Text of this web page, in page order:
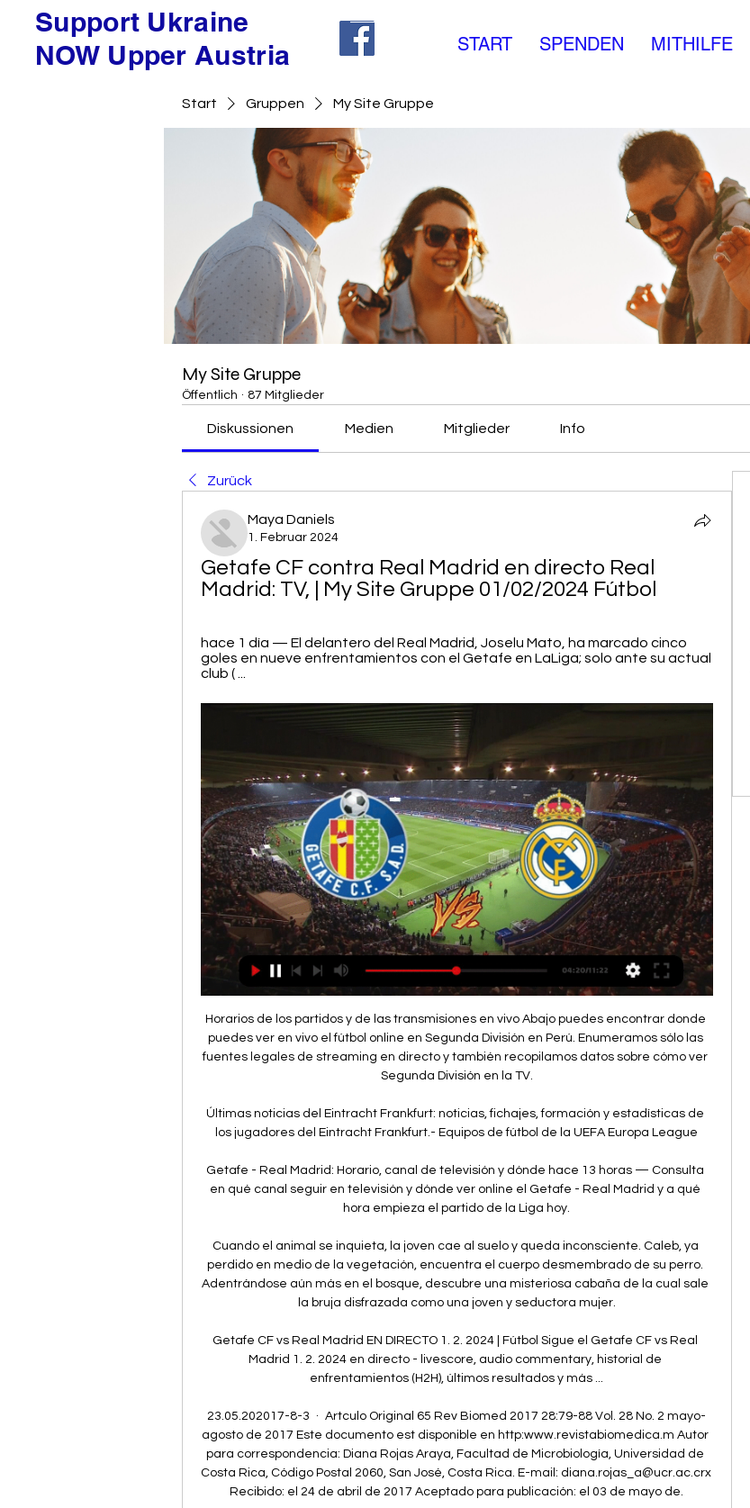
Support Ukraine
NOW Upper Austria
Start Gruppen My Site Gruppe
My Site Gruppe
Öffentlich · 87 Mitglieder
Diskussionen Medien Mitglieder Info
Zurück
Maya Daniels
1. Februar 2024
Getafe CF contra Real Madrid en directo Real
Madrid: TV, | My Site Gruppe 01/02/2024 Fútbol
hace 1 día — El delantero del Real Madrid, Joselu Mato, ha marcado cinco
goles en nueve enfrentamientos con el Getafe en LaLiga; solo ante su actual
club ( ...
Horarios de los partidos y de las transmisiones en vivo Abajo puedes encontrar donde puedes ver en vivo el fútbol online en Segunda División en Perú. Enumeramos sólo las fuentes legales de streaming en directo y también recopilamos datos sobre cómo ver Segunda División en la TV.

Últimas noticias del Eintracht Frankfurt: noticias, fichajes, formación y estadísticas de los jugadores del Eintracht Frankfurt.- Equipos de fútbol de la UEFA Europa League

Getafe - Real Madrid: Horario, canal de televisión y dónde hace 13 horas — Consulta en qué canal seguir en televisión y dónde ver online el Getafe - Real Madrid y a qué hora empieza el partido de la Liga hoy.

Cuando el animal se inquieta, la joven cae al suelo y queda inconsciente. Caleb, ya perdido en medio de la vegetación, encuentra el cuerpo desmembrado de su perro. Adentrándose aún más en el bosque, descubre una misteriosa cabaña de la cual sale la bruja disfrazada como una joven y seductora mujer.

Getafe CF vs Real Madrid EN DIRECTO 1. 2. 2024 | Fútbol Sigue el Getafe CF vs Real Madrid 1. 2. 2024 en directo - livescore, audio commentary, historial de enfrentamientos (H2H), últimos resultados y más ...

23.05.202017-8-3 · Artculo Original 65 Rev Biomed 2017 28:79-88 Vol. 28 No. 2 mayo-agosto de 2017 Este documento est disponible en http:www.revistabiomedica.m Autor para correspondencia: Diana Rojas Araya, Facultad de Microbiología, Universidad de Costa Rica, Código Postal 2060, San José, Costa Rica. E-mail: diana.rojas_a@ucr.ac.crx Recibido: el 24 de abril de 2017 Aceptado para publicación: el 03 de mayo de.

Vivimos la pasión por el Rey de los Deportes, al igual que tú estamos estamos #LocosPorElFutbol. Se parte de nuestra comunidad @LPEFecuador en Facebook, Instagram, Youtube.

La subestación Santa Mónica, ubicada en Villa Nueva y que tiene como objetivo mejorar el servicio a 319 mil usuarios del área sur del país, fue inaugurada ayer por Trelec, empresa afiliada a.

Así seguimos el directo del Rayo Vallecano - Cádiz por David Caravaca @besoccer_es - 10 Nov 2019 0 2,576 Vive con nosotros el relato en directo de todo lo que ocurra durante el enfrentamiento de la décimo quinta jornada de la Segunda División entre el Rayo Vallecano y el Cádiz.

Resultados del Llaneros FC - Fútbol 螺 Juegos de Fútbol ⭐ Fútbol en directo ⚽ Resultados de Fútbol ⚡ Estatísticas ⭐ Lista de jugadores azscore.es. Add. Suscríbete : Suscríbete En Directo Hoy Ayer Sin Comenzar Terminados Mañana Calendario Pronósticos Cuotas Base de …

Getafe CF Vs Real Madrid Getafe CF vs Real Madrid (01/02) en LaLiga. Previa del partido, resultados en vivo, alineaciones, estadísticas, partidos entre si, comparación de cuotas y ...

Pero además de lo anterior la carretera Uruapan-Peribán-Los Reyes comunica a una de las más prósperas regiones aguacateras de la entidad, región que se ubica precisamente en el corredor de San Lorenzo-Zacán-Peribán y Los Reyes. (ASR) +++++ 718 incendios forestales durante la pasada temporada: COFOM Viernes, 17.09.2010, 05:26pm (GMT-5.

Argentina emprende la mayor obra sanitaria desde 1945.. el banco aceptó extender la línea durante cinco años y las obras se reiniciaron bajo la concesión de la constructora italiana Impreglio.

El producto principal en la programación del Canal 2, El Canal de las Estrellas, o Las Estrellas como actualmente se lo conoce, son las telenovelas. Televisa Networks es el encargado de enviar la señal internacional del Canal de las Estrellas, este canal solo se limita a pasar programación exclusivamente mexicana. el Canal de las Estrellas es difundido también en diversos continentes tales.

El Real Madrid visita Getafe para arrebatarle el liderato al hace 10 horas — Asunto distinto es el de la racha particular, donde llevan 17 de 20 partidos contra el Madrid encajando derrotas. Getafe CF · Carlo Ancelotti ...

El técnico tiene dos bajas para el partido ante Unión La Calera, donde moverá la defensa.. Caputto deberá mover piezas en su última línea, donde existe la posibilidad de dejar a Echeverría por la banda derecha y apostar por Diego Carrasco como central en compañía de Aveldaño.. curicó unido Futbolista de Curicó Unido se salva.

Platense, flamante campeón de la B Metropolitana, venció 1-0 a Belgrano por la Copa Argentina gracias al tanto de Emanuel Bocchino y continúa a paso firme su buen presente. En un partido entretenido, parejo, disputado y con muchos idas y vueltas, Platense aprovechó su buen momento y tomó ventaja por sobre un Belgrano que no supo convertir en las chances que tuvo.

2020-5-3 · Un oficial de policía realiza un control de identidad a los ocupantes de un automóvil, siguiendo las restricciones del gobierno de Costa Rica para prevenir el brote de coronavirus (COVID-19), en.

GETAFE VS REAL MADRID | RUEDA de PRENSA de CARLO YouTube YouTube 17:11 YouTube Diario AS Hace 1 día Hace 1 día

(hoy#) Getafe CF-Real Madrid en vivo gratis hace 7 horas — (hoy#) Getafe CF-Real Madrid en vivo gratis Real Madrid online Getafe vs. Real Madr | My Site Gruppe 1 febrero 2024 YouTube YouTube 3:29:20 ...

Participaron más de 80 docentes de los niveles primario y secundario. El Ministerio de Educación, a través de la Dirección General de Niveles y Modalidades, realizó la semana pasada Ateneos para fortalecer las prácticas pedagógicas en Lengua, para alrededor de 80 docentes de los niveles Primario y Secundario dentro de la Formación Situada y en el marco de la Jornada Provincial de Lectura.

Getafe - Últimas noticias Getafe vs Real Madrid: Con Bellingham a por el liderato. Real Madrid. Getafe vs Real Madrid: Con Bellingham a por el liderato. Redacción: PABLO POLO; Redacción ...

Calendario Atlanta Braves 2020. Los boletos Atlanta Braves ya están disponibles en SuperBoletería. Si perdiste la oportunidad de comprar en preventa, te tenemos buenas noticias. Tienes muchas opciones para elegir en el calendario Atlanta Braves 2020. Escoge las fechas Atlanta Braves que tú quieras y comparte un evento de primer nivel con tu.

Real Madrid: TV, | My Site Gruppe hace 13 horas — hace 11 horas — En Estados Unidos, esta jornada de LaLiga entre Getafe CF y Real Madrid puede verse en vivo a partir de las 15:00 horas a ...

1 day ago · En virtud de encontrará le predicciónes y el procesado por nuestro software propietario y revisando el manual por nuestros editores del partido de fútbol SKA-Energiya Khabarovsk-Yenisey Krasnoyarsk, partido del campeonato Internacional Friendly matches.Incluso estadísticas, clasificaciones, noticias e información sobre la liga de fútbol Internacional Friendly matches y en equipos SKA.

REAL MADRID vs GETAFE CF - YouTube - YouTube YouTube YouTube 2:40:42 YouTube Carrusel Deportivo 13 may 2023 13 may 2023

La Virgen de Brujas, también llamada Madonna de Brujas, pudo realizarla Miguel Ángel hacia 1504, ya que se envió a Flandes en 1506, y sabemos que cobró la primera parte de la entrega unos años antes, en 1503, lo que significa que,. Lo más visto en Línea Serpentinata.

Sinal da Vivo em Afogados da Ingazeira PE. Saiba quais operadoras de celular possuem cobertura em Afogados da Ingazeira no estado de Pernambuco. Pesquise se há cobertura celular digitando o nome da …

online marketing Mallorca Programador Joomla Barcelona - Especialistas en programacion web joomla en Barcelona . Programacion web joomla barcelona. Especialistas en posicionamiento web, Agencia de marketing Online, Programador de paginas web joomla y servicios graficos integral. Servicios de programacion de pagina web joomla, diseÃ±o de tienda online en joomla, programacion de e …

Fortalezas y debilidades de la educacion virtual power point 1. FACILITADOR: YOLIMAR FUERTES REPUBLICA BOLIVARIANA DE VENEZUELA UNIVERSIDAD NACIONAL EXPERIMENTAL “SIMÓN RODRÍGUEZ” SAN JUAN DE LOS MORROS; EDO.

Getafe CF contra Real Madrid onlin | QUANSHOTIT Group hace 15 horas — [En Directo!] En Directo: Getafe CF contra Real Madrid online FINAL | Real Madrid vs. Getafe por La Liga de España 1 febrero 2024 hace 13 ...

Lo último en Universidad De Costa Rica noticias, resultados, estadísticas, rumores y mas de ESPN. Lo último en Universidad De Costa Rica noticias, resultados, estadísticas, rumores y mas de ESPN.. Se definieron las semifinales del fútbol de Costa Rica. La Asociación Deportiva San Carlos concluyó como líder del certamen tras vencer al.

Página web Oficial del Getafe Club de Fútbol | Getafe CF hace 5 horas — Sigue toda la actualidad del Getafe CF en nuestra web.

ARTICULO 1°.- Objeto. La presente Ordenanza tiene por objeto establecer el Reglamento Normativo de Administración y Funcionamiento de la Estación Terminal de Ómnibus del Partido de Junín, la que queda sujeta a las disposiciones previstas en el mismo. ARTÍCULO 2º.- Ámbito de Aplicación.

A través de sus redes sociales, la Liga 1 dio a conoce este viernes la programación de los partidos que faltaron por jugarse de la fecha 7 del Torneo Apertura 2020.. La jornada arrancará el martes 18 de agosto con el encuentro entre Cienciano y Atlético Grau (11 a. m.). Luego continuará con el Sport Boys vs. Sporting Cristal (1:15 p. m), Sport Huancayo vs. UTC (3:30 p. m.) y San Martín.

Copa del Rey Comentarios en directo del Real Sociedad v Osasuna 29 de enero de 2020, incluyendo todas las estadísticas y eventos clave del partido, actualizado al instante.

Olimpia vs Sportivo Luqueño Prediccion y Pronostico para el partido de Primera Division de Paraguay el sábado 19 de septiembre del 2015 (9/19/2015)

Monteros Voley cayó ante River en la vuelta de la Liga Argentina de Vóley El equipo "naranja" no pudo en su casa contra el "millonario". El visitante se impuso por 3-2 …

Entornointeligente.com / Atlético de Madrid vs. Leipzig EN VIVO | ONLINE LIVE STREAM | Se miden este jueves 13 de agosto, por los cuartos de final de la Champions League 2019/2020 , …

Watch video highlights of the Acassuso vs. Argentino de Quilmes soccer match. Ir a la navegación < > Menu ESPN. Resultados. Has llegado a la edición de ESPN Deportes.

Esta noche desde las 21 hor
START SPENDEN MITHILFE